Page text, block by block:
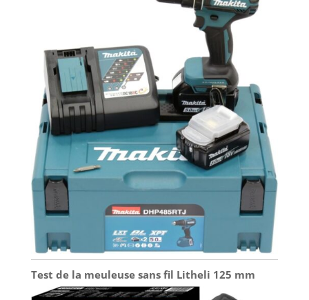
Test de la meuleuse sans fil Litheli 125 mm